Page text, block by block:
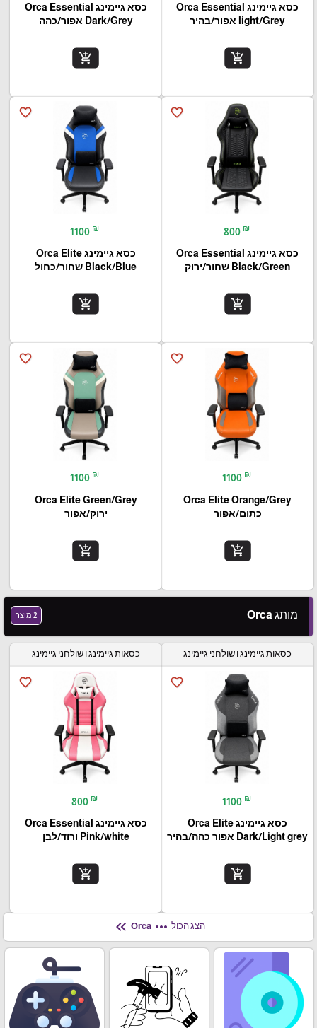
כסא גיימינג Orca Essential
light/Grey אפור/בהיר
add_shopping_cart
כסא גיימינג Orca Essential
Dark/Grey אפור/כהה
add_shopping_cart
favorite_border
800 ₪
כסא גיימינג Orca Essential
Black/Green שחור/ירוק
add_shopping_cart
favorite_border
1100 ₪
כסא גיימינג Orca Elite
Black/Blue שחור/כחול
add_shopping_cart
favorite_border
1100 ₪
Orca Elite Orange/Grey
כתום/אפור
add_shopping_cart
favorite_border
1100 ₪
Orca Elite Green/Grey
ירוק/אפור
add_shopping_cart
מותג Orca 2 מוצר
כסאות גיימינג ו שולחני גיימינג
favorite_border
1100 ₪
כסא גיימינג Orca Elite
Dark/Light grey אפור כהה/בהיר
add_shopping_cart
כסאות גיימינג ו שולחני גיימינג
favorite_border
800 ₪
כסא גיימינג Orca Essential
Pink/white ורוד/לבן
add_shopping_cart
הצג הכול more_horiz
Orca
keyboard_double_arrow_left